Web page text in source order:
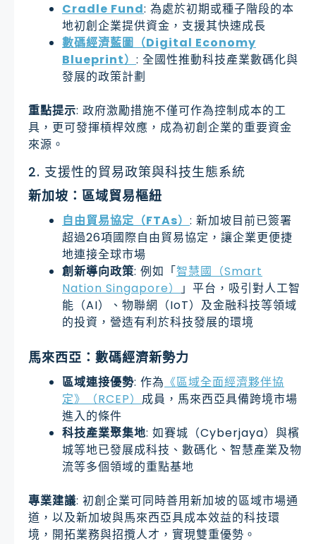
Cradle Fund: 為處於初期或種子階段的本
地初創企業提供資金，支援其快速成長
數碼經濟藍圖（Digital Economy
Blueprint） : 全國性推動科技產業數碼化與
發展的政策計劃
重點提示: 政府激勵措施不僅可作為控制成本的工
具，更可發揮槓桿效應，成為初創企業的重要資金
來源。
2. 支援性的貿易政策與科技生態系統
新加坡：區域貿易樞紐
自由貿易協定（FTAs） : 新加坡目前已簽署
超過26項國際自由貿易協定，讓企業更便捷
地連接全球市場
創新導向政策: 例如「智慧國（Smart
Nation Singapore）
」平台，吸引對人工智
能（AI）、物聯網（IoT）及金融科技等領域
的投資，營造有利於科技發展的環境
馬來西亞：數碼經濟新勢力
區域連接優勢: 作為 《區域全面經濟夥伴協
定》（RCEP） 成員，馬來西亞具備跨境市場
進入的條件
科技產業聚集地: 如賽城（Cyberjaya）與檳
城等地已發展成科技、數碼化、智慧產業及物
流等多個領域的重點基地
專業建議: 初創企業可同時善用新加坡的區域市場通
道，以及新加坡與馬來西亞具成本效益的科技環
境，開拓業務與招攬人才，實現雙重優勢。